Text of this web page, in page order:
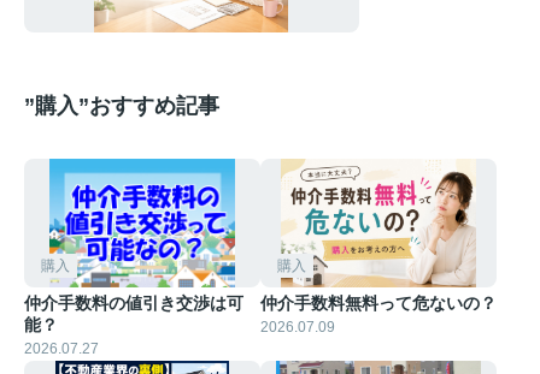
”購入”おすすめ記事
購入
仲介手数料の値引き交渉は可
能？
2026.07.27
購入
仲介手数料無料って危ないの？
2026.07.09